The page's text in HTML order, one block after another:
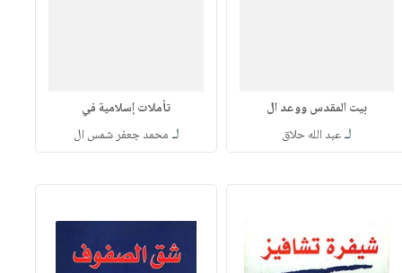
بيت المقدس ووعد ال
لـعبد الله حلاق
تأملات إسلامية في
لـ محمد جعفر شمس ال